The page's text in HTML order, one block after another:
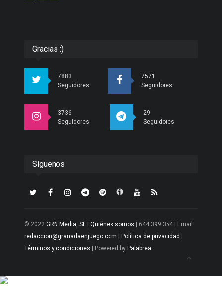
Gracias :)
7883
Seguidores
7571
Seguidores
3736
Seguidores
29
Seguidores
Síguenos
© 2022 GRN Media, SL | Quiénes somos | 644 399 354 | Email:
redaccion@granadaenjuego.com | Política de privacidad |
Términos y condiciones | Powered by Palabrea